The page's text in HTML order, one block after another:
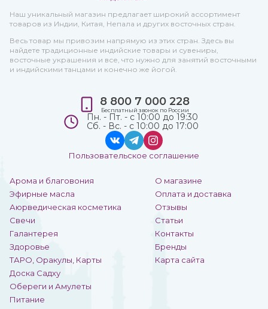
Наш уникальный магазин предлагает широкий ассортимент
товаров из Индии, Китая, Непала и других восточных стран.
Весь товар мы привозим напрямую из этих стран. Здесь вы
найдете традиционные индийские товары и сувениры,
восточные украшения и все, что нужно для занятий восточными
и индийскими танцами и конечно же йогой.
Арома и благовония
Эфирные масла
Аюрведическая косметика
Свечи
Галантерея
Здоровье
ТАРО, Оракулы, Карты
Доска Садху
Обереги и Амулеты
Питание
О магазине
Оплата и доставка
Отзывы
Статьи
Контакты
Бренды
Карта сайта
8 800 7 000 228
Бесплатный звонок по России
Пн. - Пт. - с 10:00 до 19:30
Сб. - Вс. - с 10:00 до 17:00
Пользовательское соглашение